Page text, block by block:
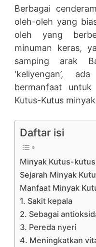
Berbagai
oleh-oleh yang
oleh yang
minuman keras,
samping arak
‘keliyengan’,
bermanfaat
Kutus-Kutus
Daftar isi
Minyak Kutus-kutus
Sejarah Minyak
Manfaat Minyak
1. Sakit kepala
2. Sebagai
3. Pereda nyeri
4. Meningkatkan